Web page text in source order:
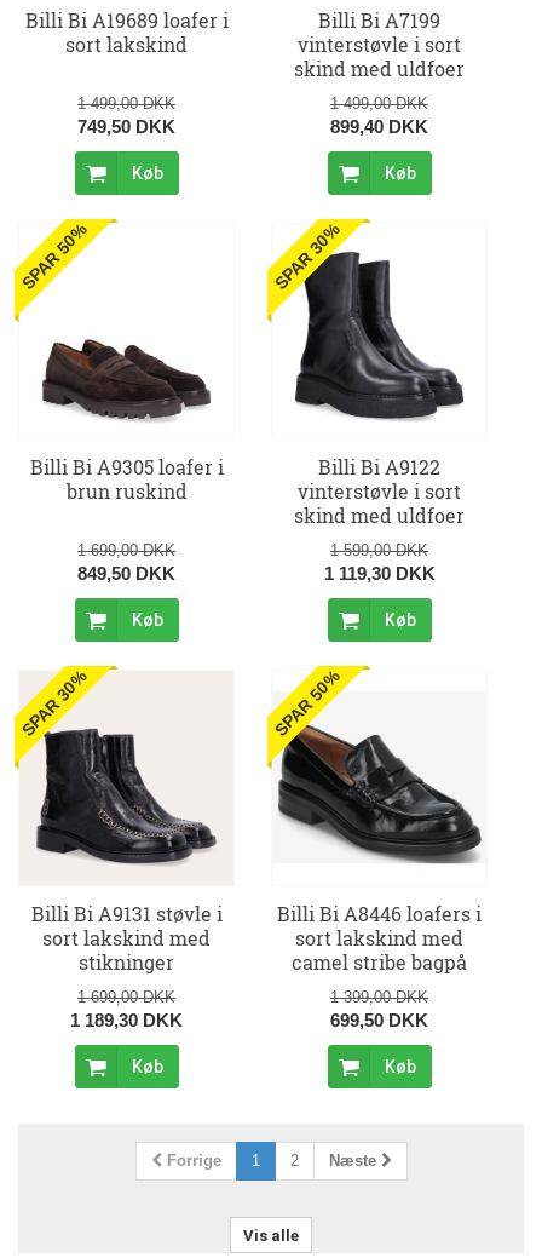
Billi Bi A19689 loafer i
sort lakskind
1 499,00 DKK
749,50 DKK
Køb
Billi Bi A7199
vinterstøvle i sort
skind med uldfoer
1 499,00 DKK
899,40 DKK
Køb
SPAR 50%
Billi Bi A9305 loafer i
brun ruskind
1 699,00 DKK
849,50 DKK
Køb
SPAR 30%
Billi Bi A9122
vinterstøvle i sort
skind med uldfoer
1 599,00 DKK
1 119,30 DKK
Køb
SPAR 30%
Billi Bi A9131 støvle i
sort lakskind med
stikninger
1 699,00 DKK
1 189,30 DKK
Køb
SPAR 50%
Billi Bi A8446 loafers i
sort lakskind med
camel stribe bagpå
1 399,00 DKK
699,50 DKK
Køb
Forrige 1 2 Næste
Vis alle